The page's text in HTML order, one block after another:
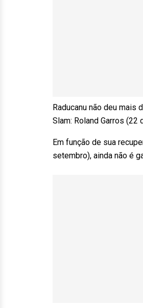
Raducanu não deu
Slam: Roland Garros (22
Em função de sua
setembro), ainda não é